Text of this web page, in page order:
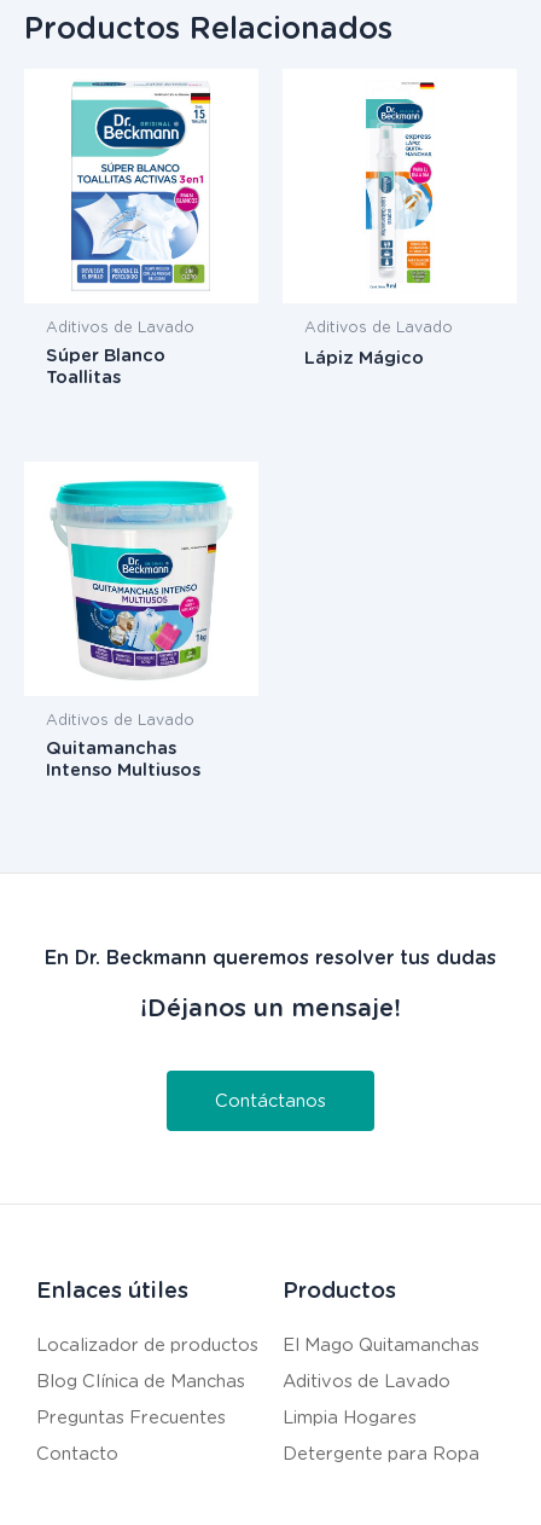
Productos Relacionados
Aditivos de Lavado
Súper Blanco
Toallitas
Aditivos de Lavado
Lápiz Mágico
Aditivos de Lavado
Quitamanchas
Intenso Multiusos
En Dr. Beckmann queremos resolver tus dudas
¡Déjanos un mensaje!
Contáctanos
Enlaces útiles
Localizador de productos
Blog Clínica de Manchas
Preguntas Frecuentes
Contacto
Productos
El Mago Quitamanchas
Aditivos de Lavado
Limpia Hogares
Detergente para Ropa